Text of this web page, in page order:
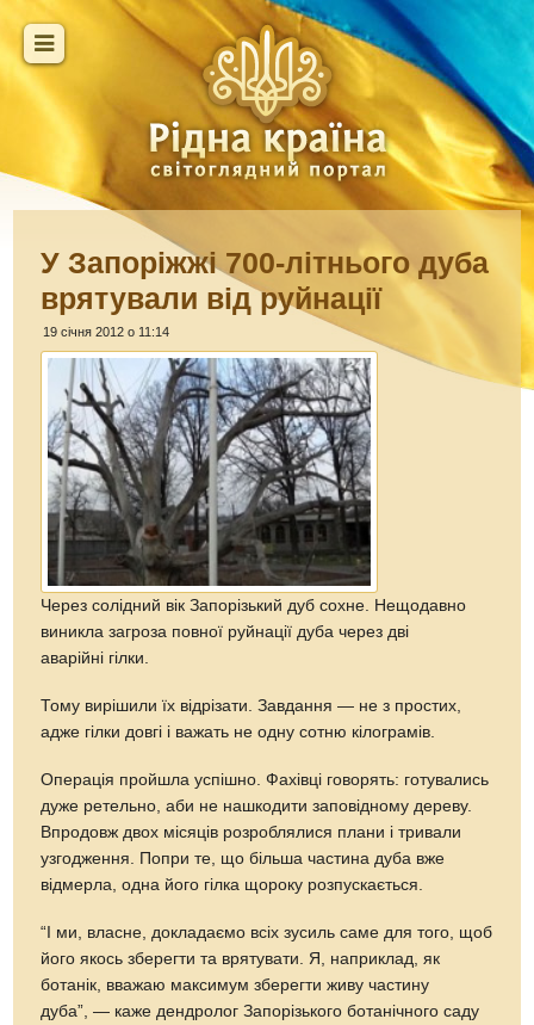
У Запоріжжі 700-літнього дуба
врятували від руйнації
19 січня 2012 о 11:14
Через солідний вік Запорізький дуб сохне. Нещодавно
виникла загроза повної руйнації дуба через дві
аварійні гілки.
Тому вирішили їх відрізати. Завдання — не з простих,
адже гілки довгі і важать не одну сотню кілограмів.
Операція пройшла успішно. Фахівці говорять: готувались
дуже ретельно, аби не нашкодити заповідному дереву.
Впродовж двох місяців розроблялися плани і тривали
узгодження. Попри те, що більша частина дуба вже
відмерла, одна його гілка щороку розпускається.
“І ми, власне, докладаємо всіх зусиль саме для того, щоб
його якось зберегти та врятувати. Я, наприклад, як
ботанік, вважаю максимум зберегти живу частину
дуба”, — каже дендролог Запорізького ботанічного саду